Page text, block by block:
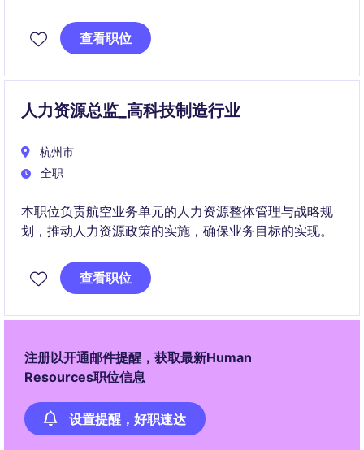
监的加入。查看职位
人力资源总监_高科技制造行业
杭州市
全职
本职位负责航空业务单元的人力资源整体管理与战略规
划，推动人力资源政策的实施，确保业务目标的实现。
查看职位
注册以开通邮件提醒，获取最新Human
Resources职位信息
设置提醒，好职速达